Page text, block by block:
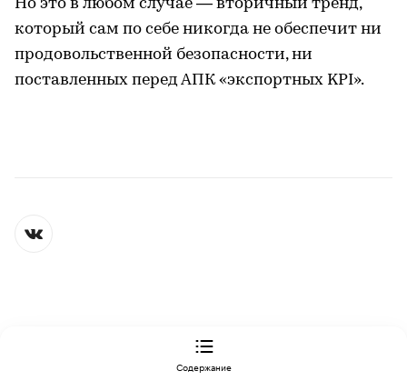
Но это в любом случае — вторичный тренд,
который сам по себе никогда не обеспечит ни
продовольственной безопасности, ни
поставленных перед АПК «экспортных KPI».
Содержание